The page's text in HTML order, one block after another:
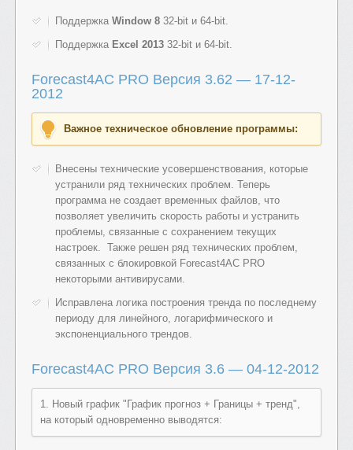
Поддержка Window 8 32-bit и 64-bit.
Поддержка Excel 2013 32-bit и 64-bit.
Forecast4AC PRO Версия 3.62 — 17-12-
2012
Важное техническое обновление программы:
Внесены технические усовершенствования, которые
устранили ряд технических проблем. Теперь
программа не создает временных файлов, что
позволяет увеличить скорость работы и устранить
проблемы, связанные с сохранением текущих
настроек. Также решен ряд технических проблем,
связанных с блокировкой Forecast4AC PRO
некоторыми антивирусами.
Исправлена логика построения тренда по последнему
периоду для линейного, логарифмического и
экспоненциального трендов.
Forecast4AC PRO Версия 3.6 — 04-12-2012
1. Новый график "График прогноз + Границы + тренд",
на который одновременно выводятся: